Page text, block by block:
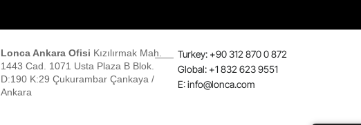
Lonca Ankara Ofisi Kızılırmak Mah.
1443 Cad. 1071 Usta Plaza B Blok.
D:190 K:29 Çukurambar Çankaya /
Ankara
Turkey: +90 312 870 0 872
Global: +1 832 623 9551
E:info@lonca.com